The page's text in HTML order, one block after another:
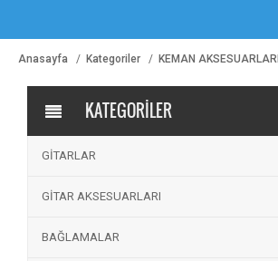
Anasayfa Kategoriler KEMAN AKSESUARLARI
KATEGORİLER
GİTARLAR
GİTAR AKSESUARLARI
BAĞLAMALAR